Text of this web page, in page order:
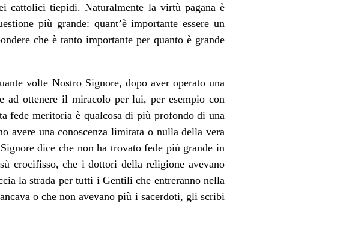
cattolici tiepidi. Naturalmente la virtù pagana è
più grande: quant’è importante essere un
che è tanto importante per quanto è grande
volte Nostro Signore, dopo aver operato una
ad ottenere il miracolo per lui, per esempio con
fede meritoria è qualcosa di più profondo di una
avere una conoscenza limitata o nulla della vera
dice che non ha trovato fede più grande in
crocifisso, che i dottori della religione avevano
la strada per tutti i Gentili che entreranno nella
o che non avevano più i sacerdoti, gli scribi